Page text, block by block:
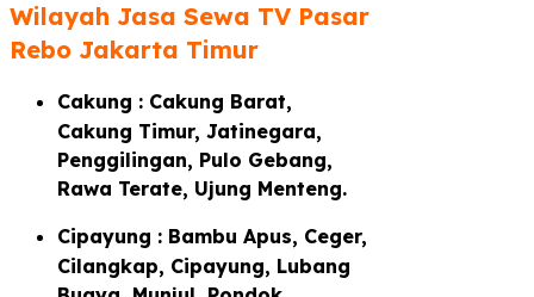
Wilayah Jasa Sewa TV Pasar
Rebo Jakarta Timur
Cakung : Cakung Barat,
Cakung Timur, Jatinegara,
Penggilingan, Pulo Gebang,
Rawa Terate, Ujung Menteng.
Cipayung : Bambu Apus, Ceger,
Cilangkap, Cipayung, Lubang